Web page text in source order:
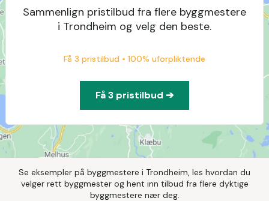
Sammenlign pristilbud fra flere byggmestere
i Trondheim og velg den beste.
Få 3 pristilbud • 100% uforpliktende
Få 3 pristilbud ➔
Se eksempler på byggmestere i Trondheim, les hvordan du
velger rett byggmester og hent inn tilbud fra flere dyktige
byggmestere nær deg.